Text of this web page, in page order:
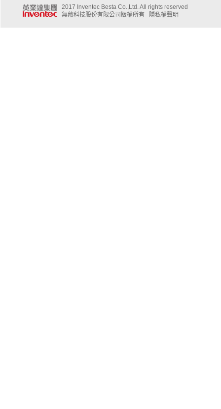
2017 Inventec Besta Co.,Ltd. All rights reserved
無敵科技股份有限公司版權所有
隱私權聲明